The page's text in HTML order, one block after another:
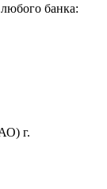
банка:
г.